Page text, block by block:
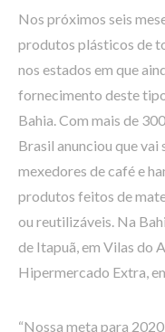
Nos próximos seis
produtos plásticos de
nos estados em que
fornecimento deste
Bahia. Com mais de
Brasil anunciou que
mexedores de café e
produtos feitos de
ou reutilizáveis. Na
de Itapuã, em Vilas do
Hipermercado Extra,
“Nossa meta para